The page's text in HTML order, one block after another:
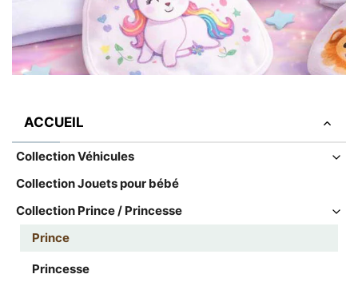
ACCUEIL
Collection Véhicules
Collection Jouets pour bébé
Collection Prince / Princesse
Prince
Princesse